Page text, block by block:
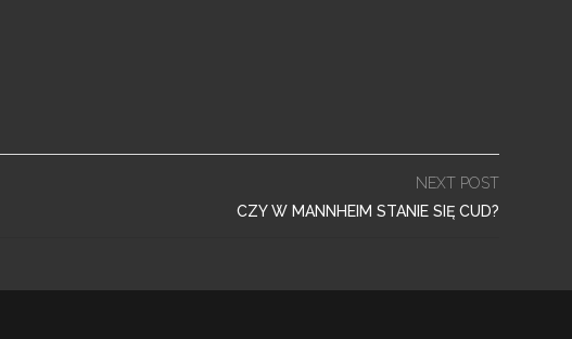
NEXT POST
CZY W MANNHEIM STANIE SIĘ CUD?